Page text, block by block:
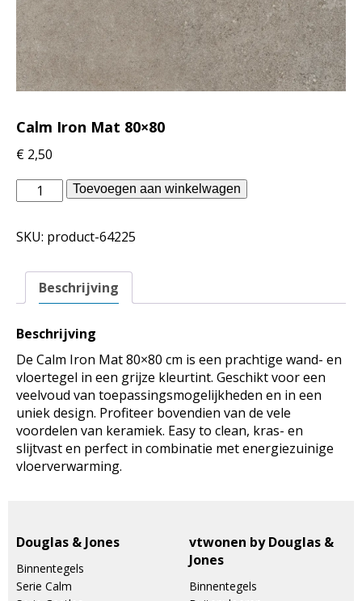
Calm Iron Mat 80×80
€ 2,50
Douglas
Jones
-
Iron
aantal
Toevoegen aan winkelwagen
SKU: product-64225
Beschrijving
Beschrijving
De Calm Iron Mat 80×80 cm is een prachtige wand- en
vloertegel in een grijze kleurtint. Geschikt voor een
veelvoud van toepassingsmogelijkheden en in een
uniek design. Profiteer bovendien van de vele
voordelen van keramiek. Easy to clean, kras- en
slijtvast en perfect in combinatie met energiezuinige
vloerverwarming.
Douglas & Jones
Binnentegels
Serie Calm
vtwonen by Douglas &
Jones
Binnentegels